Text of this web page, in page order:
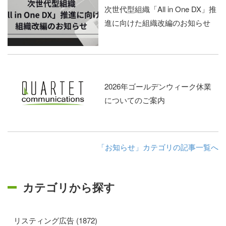
次世代型組織「All in One DX」推
進に向けた組織改編のお知らせ
2026年ゴールデンウィーク休業
についてのご案内
「お知らせ」カテゴリの記事一覧へ
カテゴリから探す
リスティング広告 (1872)